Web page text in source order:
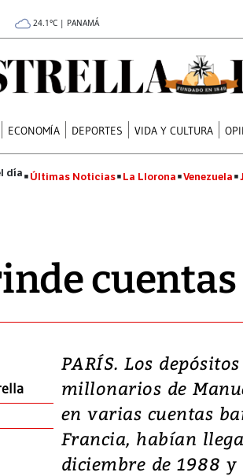
24.1°C | PANAMÁ
ECONOMÍA DEPORTES VIDA Y CULTURA
Últimas Noticias La Llorona Venezuela
PARÍS. Los depósitos
millonarios de
en varias cuentas
Francia, habían
diciembre de 1988 y
Video,
deja
daños en